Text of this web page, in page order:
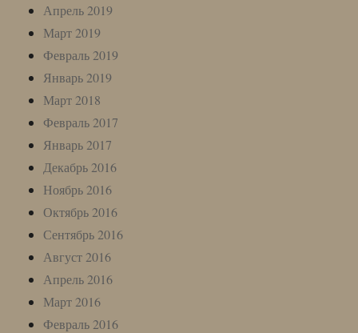
Апрель 2019
Март 2019
Февраль 2019
Январь 2019
Март 2018
Февраль 2017
Январь 2017
Декабрь 2016
Ноябрь 2016
Октябрь 2016
Сентябрь 2016
Август 2016
Апрель 2016
Март 2016
Февраль 2016